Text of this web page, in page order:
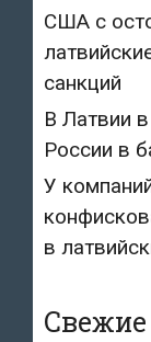
США с
санкций
В Латвии
России в
У
в